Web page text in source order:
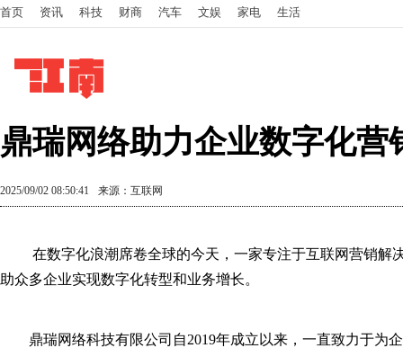
首页 资讯 科技 财商 汽车 文娱 家电 生活
鼎瑞网络助力企业数字化营
2025/09/02 08:50:41 来源：互联网
在数字化浪潮席卷全球的今天，一家专注于互联网营销解
助众多企业实现数字化转型和业务增长。
鼎瑞网络科技有限公司自2019年成立以来，一直致力于为